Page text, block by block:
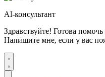
AI-консультант
Здравствуйте! Готова помочь
Напишите мне, если у вас